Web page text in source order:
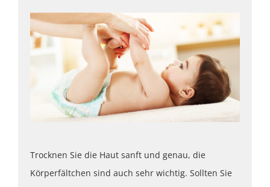
Trocknen Sie die Haut sanft und genau, die
Körperfältchen sind auch sehr wichtig. Sollten Sie